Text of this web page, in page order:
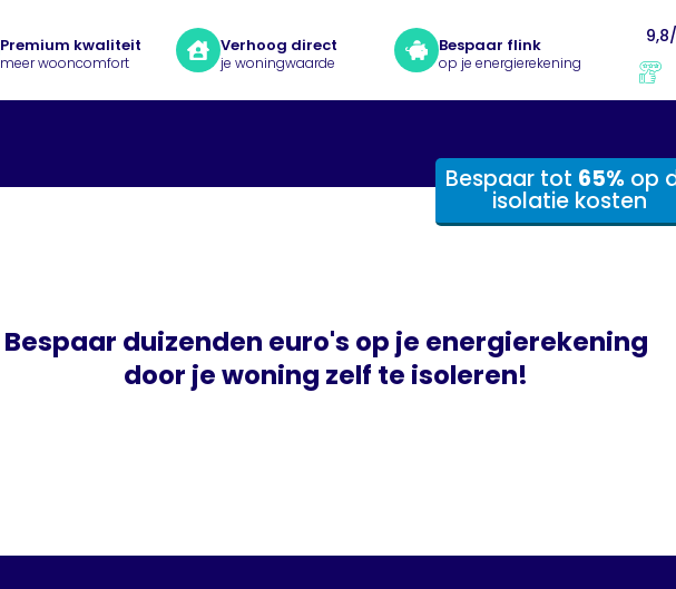
Premium kwaliteit
meer wooncomfort
Verhoog direct
je woningwaarde
Bespaar flink
op je energierekening
Bespaar tot 65% op
isolatie kosten
Bespaar duizenden euro's op je energierekening
door je woning zelf te isoleren!